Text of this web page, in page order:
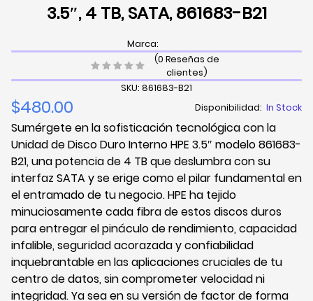
3.5″, 4 TB, SATA, 861683-B21
Marca:
(0 Reseñas de
clientes)
SKU: 861683-B21
$480.00 Disponibilidad: In Stock
Sumérgete en la sofisticación tecnológica con la
Unidad de Disco Duro Interno HPE 3.5″ modelo 861683-
B21, una potencia de 4 TB que deslumbra con su
interfaz SATA y se erige como el pilar fundamental en
el entramado de tu negocio. HPE ha tejido
minuciosamente cada fibra de estos discos duros
para entregar el pináculo de rendimiento, capacidad
infalible, seguridad acorazada y confiabilidad
inquebrantable en las aplicaciones cruciales de tu
centro de datos, sin comprometer velocidad ni
integridad. Ya sea en su versión de factor de forma